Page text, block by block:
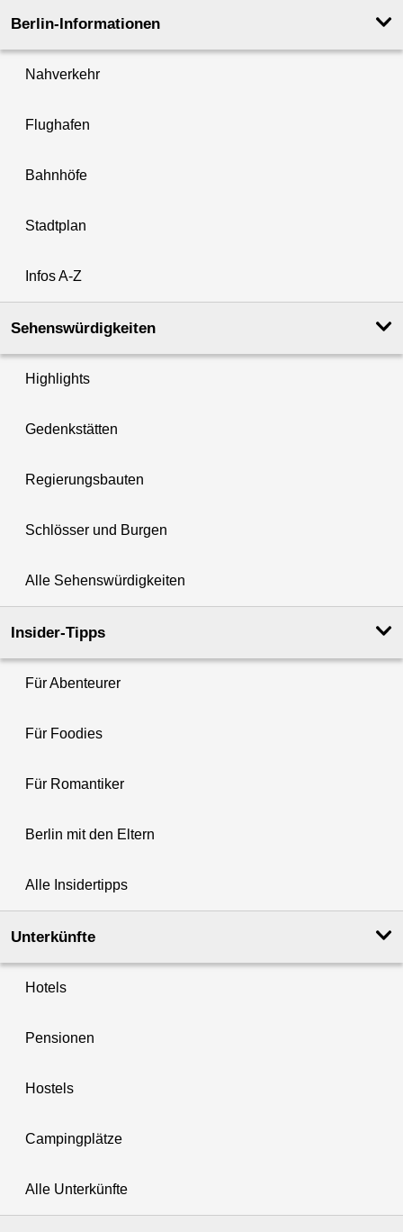
Berlin-Informationen
Nahverkehr
Flughafen
Bahnhöfe
Stadtplan
Infos A-Z
Sehenswürdigkeiten
Highlights
Gedenkstätten
Regierungsbauten
Schlösser und Burgen
Alle Sehenswürdigkeiten
Insider-Tipps
Für Abenteurer
Für Foodies
Für Romantiker
Berlin mit den Eltern
Alle Insidertipps
Unterkünfte
Hotels
Pensionen
Hostels
Campingplätze
Alle Unterkünfte